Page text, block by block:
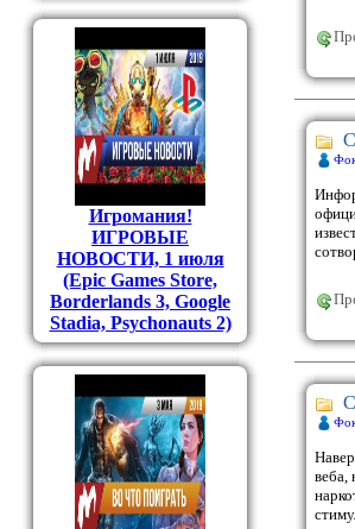
Игромания!
ИГРОВЫЕ
НОВОСТИ, 1 июля
(Epic Games Store,
Borderlands 3, Google
Stadia, Psychonauts 2)
веба,